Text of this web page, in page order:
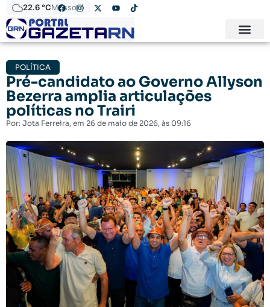
22.6 °CMossoró
POLÍTICA
Pré-candidato ao Governo Allyson
Bezerra amplia articulações
políticas no Trairi
Por: Jota Ferreira, em 26 de maio de 2026, às 09:16